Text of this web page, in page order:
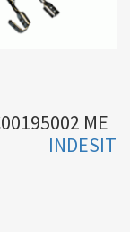
ME
INDESIT